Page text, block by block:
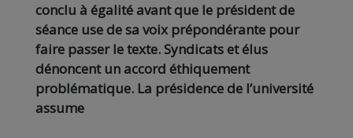
conclu à égalité avant que le président de
séance use de sa voix prépondérante pour
faire passer le texte. Syndicats et élus
dénoncent un accord éthiquement
problématique. La présidence de l’université
assume